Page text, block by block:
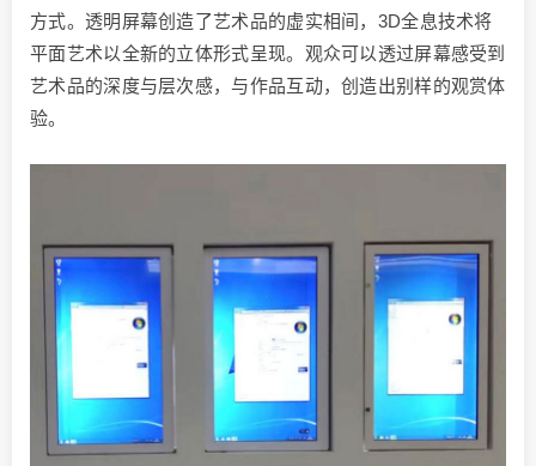
方式。透明屏幕创造了艺术品的虚实相间，3D全息技术将
平面艺术以全新的立体形式呈现。观众可以透过屏幕感受到
艺术品的深度与层次感，与作品互动，创造出别样的观赏体
验。